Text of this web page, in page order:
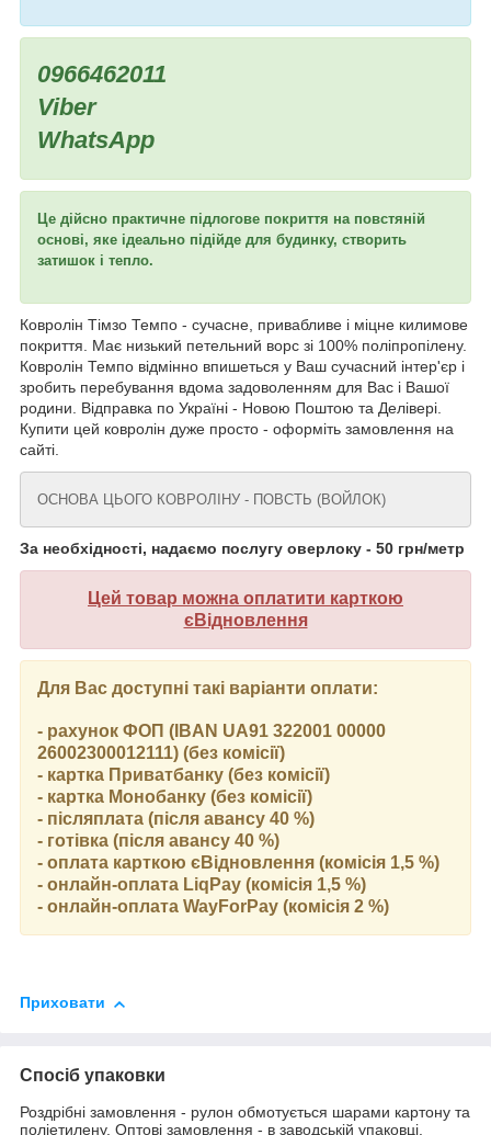
0966462011
Viber
WhatsApp
Це дійсно практичне підлогове покриття на повстяній
основі, яке ідеально підійде для будинку, створить
затишок і тепло.
Ковролін Тімзо Темпо - сучасне, привабливе і міцне килимове
покриття. Має низький петельний ворс зі 100% поліпропілену.
Ковролін Темпо відмінно впишеться у Ваш сучасний інтер'єр і
зробить перебування вдома задоволенням для Вас і Вашої
родини. Відправка по Україні - Новою Поштою та Делівері.
Купити цей ковролін дуже просто - оформіть замовлення на
сайті.
ОСНОВА ЦЬОГО КОВРОЛІНУ - ПОВСТЬ (ВОЙЛОК)
За необхідності, надаємо послугу оверлоку - 50 грн/метр
Цей товар можна оплатити карткою
єВідновлення
Для Вас доступні такі варіанти оплати:
- рахунок ФОП (IBAN UA91 322001 00000
26002300012111) (без комісії)
- картка Приватбанку (без комісії)
- картка Монобанку (без комісії)
- післяплата (після авансу 40 %)
- готівка (після авансу 40 %)
- оплата карткою єВідновлення (комісія 1,5 %)
- онлайн-оплата LiqPay (комісія 1,5 %)
- онлайн-оплата WayForPay (комісія 2 %)
Приховати
Спосіб упаковки
Роздрібні замовлення - рулон обмотується шарами картону та
поліетилену. Оптові замовлення - в заводській упаковці.